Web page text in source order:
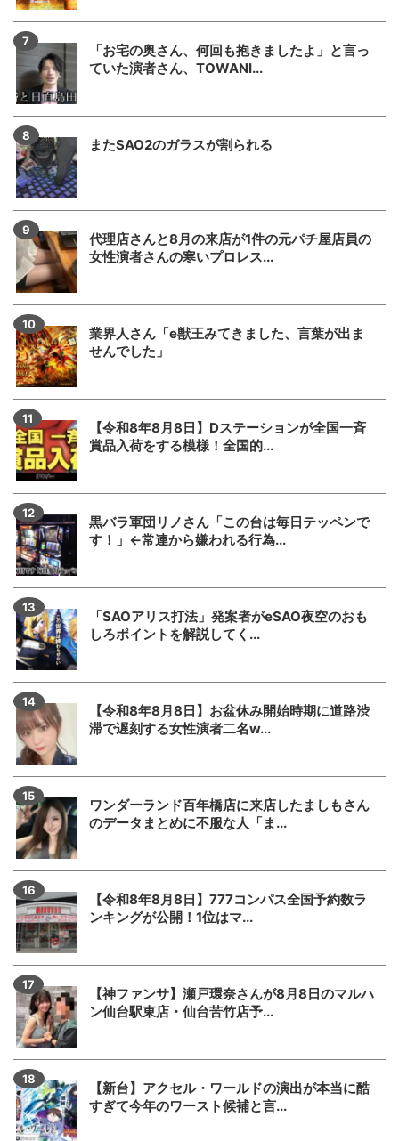
「お宅の奥さん、何回も抱きましたよ」と言っ
ていた演者さん、TOWANI...
またSAO2のガラスが割られる
代理店さんと8月の来店が1件の元パチ屋店員の
女性演者さんの寒いプロレス...
業界人さん「e獣王みてきました、言葉が出ま
せんでした」
【令和8年8月8日】Dステーションが全国一斉
賞品入荷をする模様！全国的...
黒バラ軍団リノさん「この台は毎日テッペンで
す！」←常連から嫌われる行為...
「SAOアリス打法」発案者がeSAO夜空のおも
しろポイントを解説してく...
【令和8年8月8日】お盆休み開始時期に道路渋
滞で遅刻する女性演者二名w...
ワンダーランド百年橋店に来店したましもさん
のデータまとめに不服な人「ま...
【令和8年8月8日】777コンパス全国予約数ラ
ンキングが公開！1位はマ...
【神ファンサ】瀬戸環奈さんが8月8日のマルハ
ン仙台駅東店・仙台苦竹店予...
【新台】アクセル・ワールドの演出が本当に酷
すぎて今年のワースト候補と言...